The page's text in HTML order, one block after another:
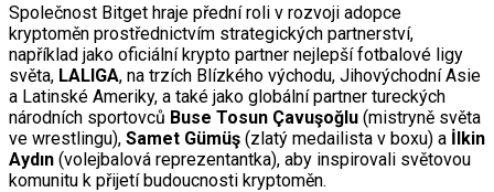
Společnost Bitget hraje přední roli v rozvoji adopce
kryptoměn prostřednictvím strategických partnerství,
například jako oficiální krypto partner nejlepší fotbalové ligy
světa, LALIGA, na trzích Blízkého východu, Jihovýchodní Asie
a Latinské Ameriky, a také jako globální partner tureckých
národních sportovců Buse Tosun Çavuşoğlu (mistryně světa
ve wrestlingu), Samet Gümüş (zlatý medailista v boxu) a İlkin
Aydın (volejbalová reprezentantka), aby inspirovali světovou
komunitu k přijetí budoucnosti kryptoměn.